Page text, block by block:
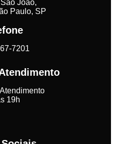
João,
Paulo, SP
7201
19h